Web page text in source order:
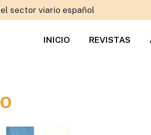
sector viario español
INICIO REVISTAS